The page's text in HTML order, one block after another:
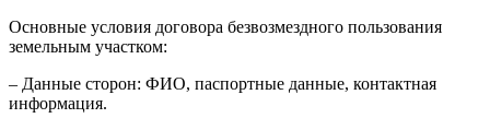
Основные условия договора безвозмездного пользования
земельным участком:
– Данные сторон: ФИО, паспортные данные, контактная
информация.